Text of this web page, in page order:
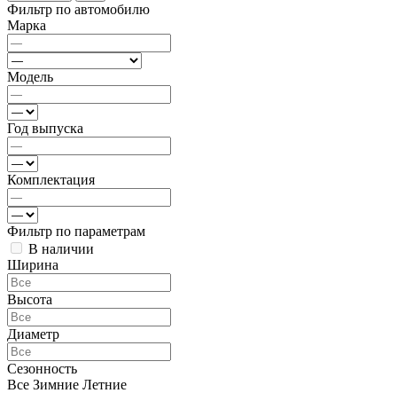
Фильтр по автомобилю
Марка
Модель
Год выпуска
Комплектация
Фильтр по параметрам
В наличии
Ширина
Высота
Диаметр
Сезонность
Все Зимние Летние